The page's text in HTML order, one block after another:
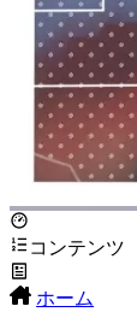
コンテンツ
ホーム